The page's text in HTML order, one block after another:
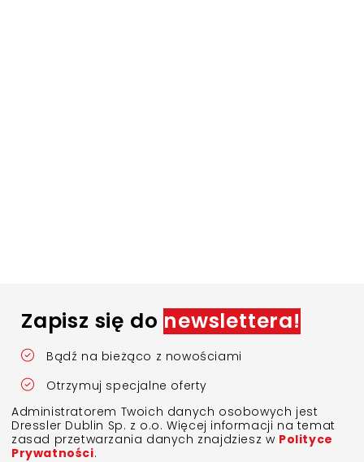
Zapisz się do newslettera!
Bądź na bieżąco z nowościami
Otrzymuj specjalne oferty
Administratorem Twoich danych osobowych jest
Dressler Dublin Sp. z o.o. Więcej informacji na temat
zasad przetwarzania danych znajdziesz w Polityce
Prywatności.